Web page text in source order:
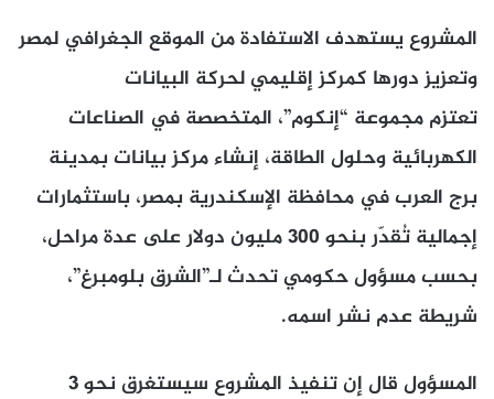
المشروع يستهدف الاستفادة من الموقع الجغرافي لمصر
وتعزيز دورها كمركز إقليمي لحركة البيانات
تعتزم مجموعة “إنكوم”، المتخصصة في الصناعات
الكهربائية وحلول الطاقة، إنشاء مركز بيانات بمدينة
برج العرب في محافظة الإسكندرية بمصر، باستثمارات
إجمالية تُقدّر بنحو 300 مليون دولار على عدة مراحل،
بحسب مسؤول حكومي تحدث لـ”الشرق بلومبرغ”،
شريطة عدم نشر اسمه.
المسؤول قال إن تنفيذ المشروع سيستغرق نحو 3